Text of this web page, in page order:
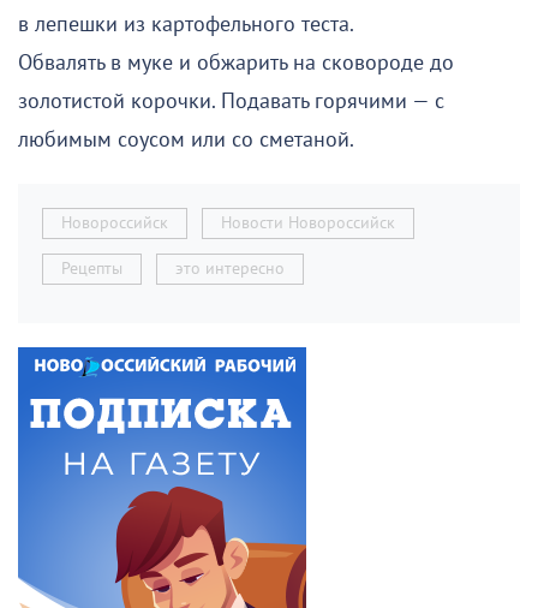
в лепешки из картофельного теста.
Обвалять в муке и обжарить на сковороде до
золотистой корочки. Подавать горячими — с
любимым соусом или со сметаной.
Новороссийск Новости Новороссийск
Рецепты это интересно